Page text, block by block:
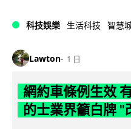
科技娛樂 生活科技 智慧
Lawton 1 日
網約車條例生效
的士業界籲白牌 "